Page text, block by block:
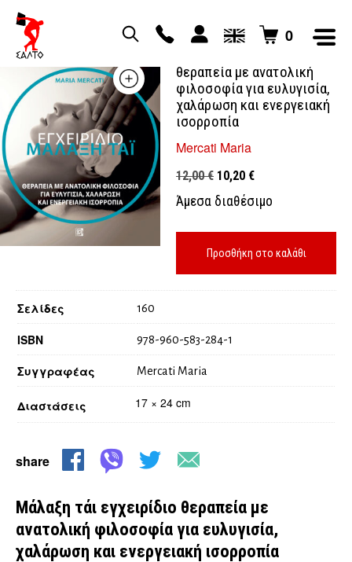
0
θεραπεία με ανατολική
φιλοσοφία για ευλυγισία,
χαλάρωση και ενεργειακή
ισορροπία
Mercati Maria
12,00€ Original
price
12,00 €.
10,20 €Η
τρέχουσα
τιμή
είναι:
10,20 €.
Άμεσα διαθέσιμο
Προσθήκη στο καλάθι
Διαστάσεις 17 × 24 cm
Σελίδες 160
ISBN 978-960-583-284-1
Συγγραφέας Mercati Maria
share
Μάλαξη τάι εγχειρίδιο θεραπεία με
ανατολική φιλοσοφία για ευλυγισία,
χαλάρωση και ενεργειακή ισορροπία